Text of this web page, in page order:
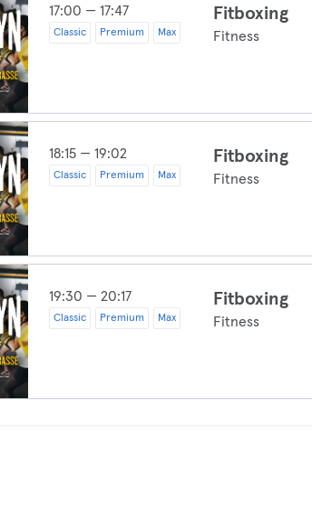
17:00 — 17:47
Classic Premium Max
Fitboxing
Fitness
18:15 — 19:02
Classic Premium Max
Fitboxing
Fitness
19:30 — 20:17
Classic Premium Max
Fitboxing
Fitness